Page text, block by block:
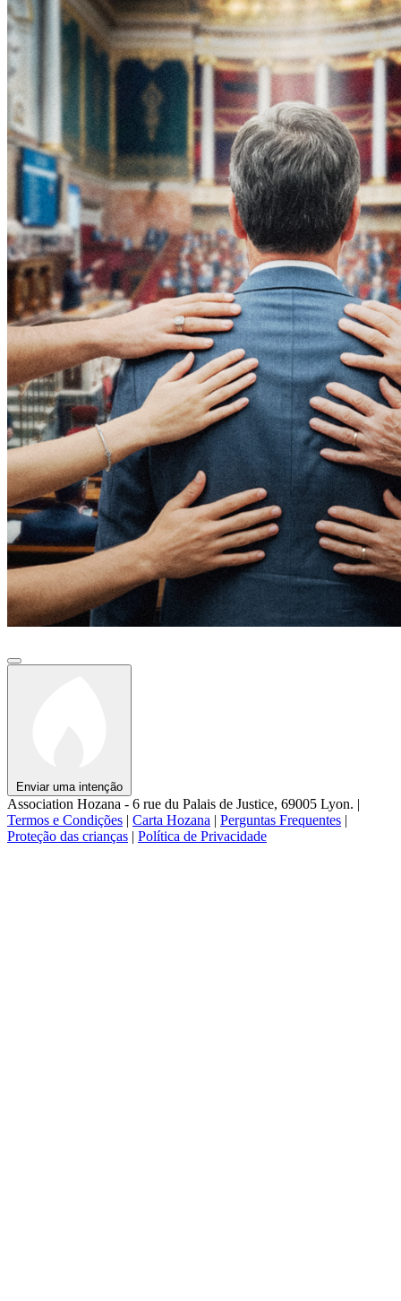
Enviar uma intenção
Association Hozana - 6 rue du Palais de Justice, 69005 Lyon. |
Termos e Condições | Carta Hozana | Perguntas Frequentes |
Proteção das crianças | Política de Privacidade